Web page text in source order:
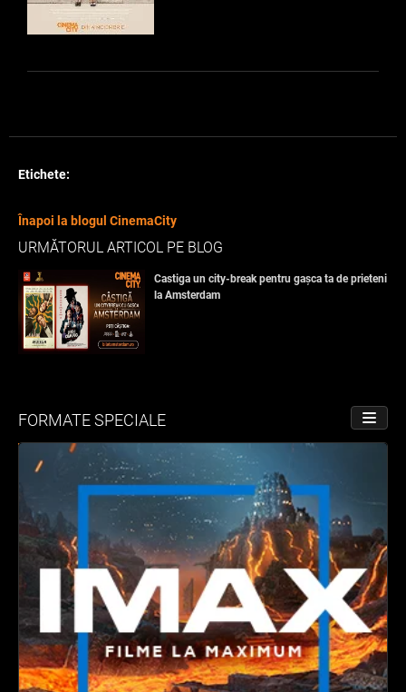
Etichete:
Înapoi la blogul CinemaCity
URMĂTORUL ARTICOL PE BLOG
Castiga un city-break pentru gașca ta de prieteni
la Amsterdam
FORMATE SPECIALE